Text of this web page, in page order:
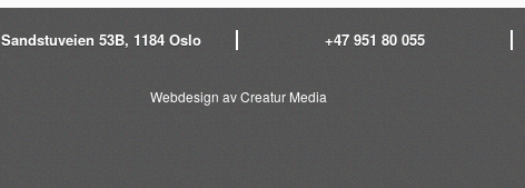
Sandstuveien 53B, 1184 Oslo +47 951 80 055
Webdesign av Creatur Media